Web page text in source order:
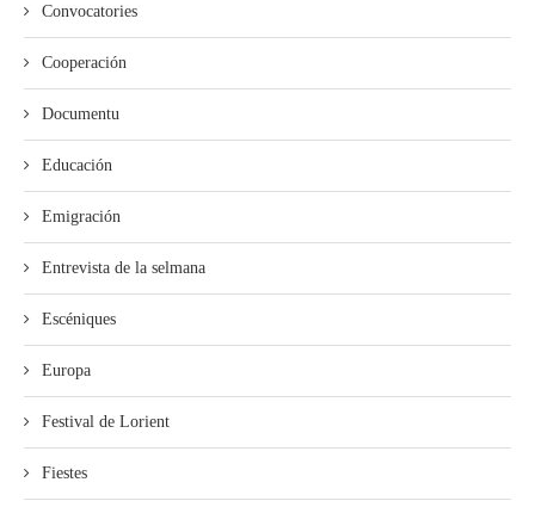
Convocatories
Cooperación
Documentu
Educación
Emigración
Entrevista de la selmana
Escéniques
Europa
Festival de Lorient
Fiestes